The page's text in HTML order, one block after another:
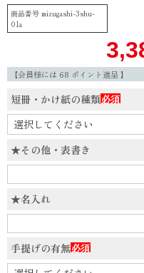
商品番号 mizugashi-3shu-
01a
【会員様には 68 ポイント進呈 】
短冊・かけ紙の種類
(必
★その他・表書き
★名入れ
手提げの有無
(必